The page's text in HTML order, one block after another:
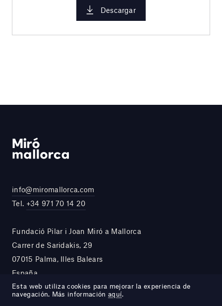
Descargar
info@miromallorca.com
Tel. +34 971 70 14 20
Fundació Pilar i Joan Miró a Mallorca
Carrer de Saridakis, 29
07015 Palma, Illes Balears
España
Esta web utiliza cookies para mejorar la experiencia de
navegación. Más información aquí.